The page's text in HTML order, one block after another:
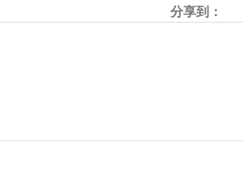
分享到：